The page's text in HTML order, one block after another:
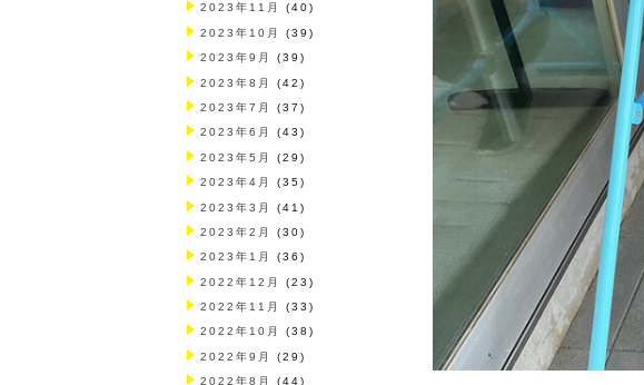
2023年11月 (40)
2023年10月 (39)
2023年9月 (39)
2023年8月 (42)
2023年7月 (37)
2023年6月 (43)
2023年5月 (29)
2023年4月 (35)
2023年3月 (41)
2023年2月 (30)
2023年1月 (36)
2022年12月 (23)
2022年11月 (33)
2022年10月 (38)
2022年9月 (29)
2022年8月 (44)